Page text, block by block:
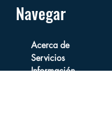
Navegar
Acerca de
Servicios
Información